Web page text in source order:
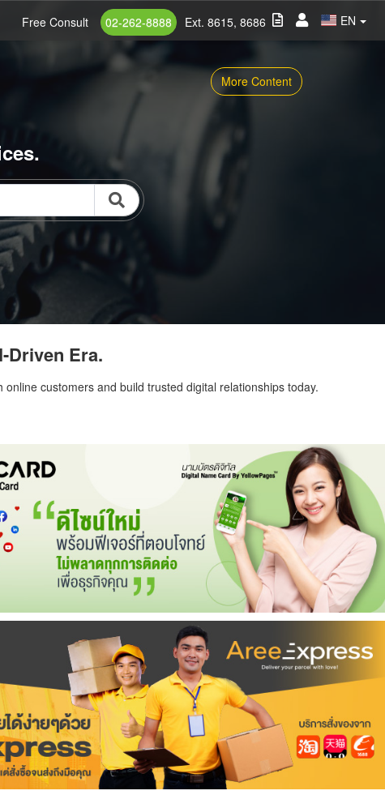
EN
Free Consult 02-262-8888 Ext. 8615, 8686
More Content
Driven Era.
customers and build trusted digital relationships today.